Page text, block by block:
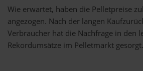
Wie erwartet, haben die Pelletpreise
angezogen. Nach der langen
Verbraucher hat die Nachfrage in den
Rekordumsätze im Pelletmarkt